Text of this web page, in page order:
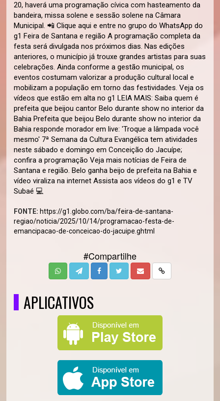
20, haverá uma programação cívica com hasteamento da
bandeira, missa solene e sessão solene na Câmara
Municipal. 📲 Clique aqui e entre no grupo do WhatsApp do
g1 Feira de Santana e região A programação completa da
festa será divulgada nos próximos dias. Nas edições
anteriores, o município já trouxe grandes artistas para suas
celebrações. Ainda conforme a gestão municipal, os
eventos costumam valorizar a produção cultural local e
mobilizam a população em torno das festividades. Veja os
vídeos que estão em alta no g1 LEIA MAIS: Saiba quem é
prefeita que beijou cantor Belo durante show no interior da
Bahia Prefeita que beijou Belo durante show no interior da
Bahia responde morador em live: 'Troque a lâmpada você
mesmo' 7ª Semana da Cultura Evangélica tem atividades
neste sábado e domingo em Conceição do Jacuípe;
confira a programação Veja mais notícias de Feira de
Santana e região. Belo ganha beijo de prefeita na Bahia e
vídeo viraliza na internet Assista aos vídeos do g1 e TV
Subaé 💻
FONTE: https://g1.globo.com/ba/feira-de-santana-
regiao/noticia/2025/10/14/programacao-festa-de-
emancipacao-de-conceicao-do-jacuipe.ghtml
#Compartilhe
APLICATIVOS